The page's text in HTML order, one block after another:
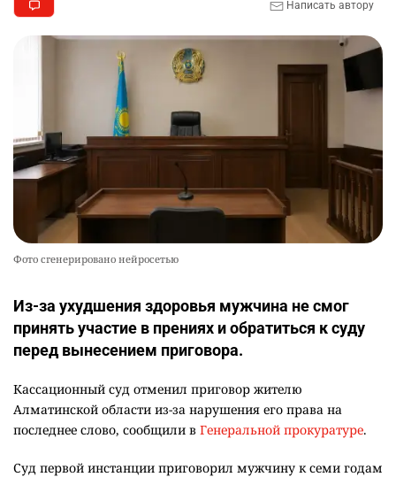
Написать автору
Фото сгенерировано нейросетью
Из-за ухудшения здоровья мужчина не смог
принять участие в прениях и обратиться к суду
перед вынесением приговора.
Кассационный суд отменил приговор жителю
Алматинской области из-за нарушения его права на
последнее слово, сообщили в Генеральной прокуратуре.
Суд первой инстанции приговорил мужчину к семи годам